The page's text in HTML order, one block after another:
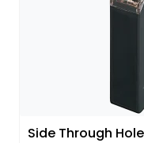
Side Through